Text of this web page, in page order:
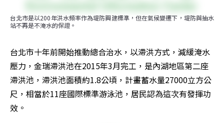
台北市是以200年洪水頻率作為堤防興建標準，但在氣候變遷下，堤防與抽水
站不再是不淹水的保證。
台北市十年前開始推動總合治水，以滯洪方式，減緩淹水
壓力，金瑞滯洪池在2015年3月完工，是內湖地區第二座
滯洪池，滯洪池面積約1.8公頃，計畫蓄水量27000立方公
尺，相當於11座國際標準游泳池，居民認為這次有發揮功
效。